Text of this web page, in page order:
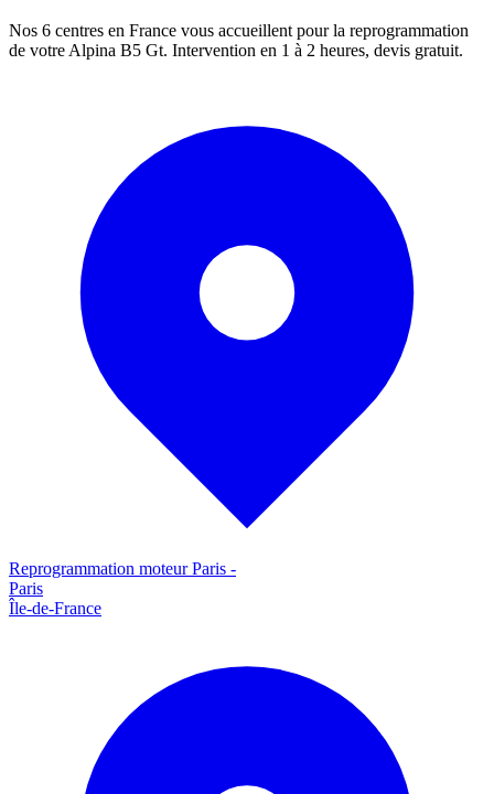
Nos 6 centres en France vous accueillent pour la reprogrammation
de votre Alpina B5 Gt. Intervention en 1 à 2 heures, devis gratuit.
Reprogrammation moteurParis -
Paris
Île-de-France